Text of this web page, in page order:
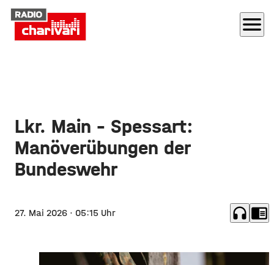
menu
Lkr. Main - Spessart:
Manöverübungen der
Bundeswehr
27. Mai 2026 · 05:15 Uhr headphones chrome_reader_mode